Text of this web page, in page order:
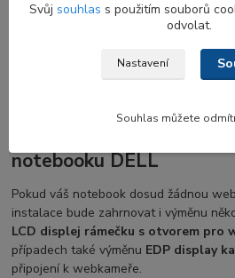
jakmile se vrátíte, obrazovka se zapne
Proximity
je stále užitečný pro automatické
notebooku DELL
Pokud váš notebook dosud žádnou
instalace bude zahrnovat i výměnu
LCD displej rámečku s otvorem pro
případech také výměnu EDP display
připojení k webkameře.
Svůj souhlas s použitím souborů
odvolat.
Nastavení
Souhlas můžete